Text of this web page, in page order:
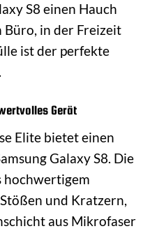
S8 einen Hauch
Büro, in der Freizeit
ist der perfekte
Gerät
Elite bietet einen
Galaxy S8. Die
hochwertigem
und Kratzern,
aus Mikrofaser